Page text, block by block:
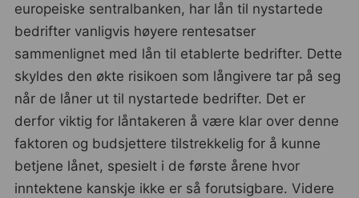
europeiske sentralbanken, har lån til nystartede
bedrifter vanligvis høyere rentesatser
sammenlignet med lån til etablerte bedrifter. Dette
skyldes den økte risikoen som långivere tar på seg
når de låner ut til nystartede bedrifter. Det er
derfor viktig for låntakeren å være klar over denne
faktoren og budsjettere tilstrekkelig for å kunne
betjene lånet, spesielt i de første årene hvor
inntektene kanskje ikke er så forutsigbare. Videre